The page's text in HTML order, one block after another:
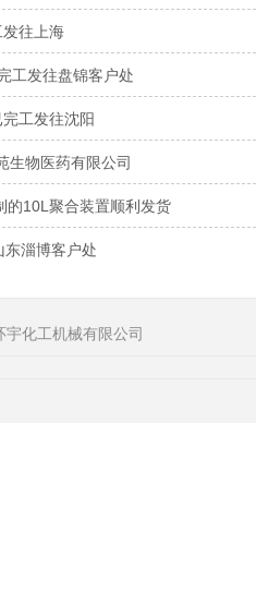
往上海
工发往盘锦客户处
工发往沈阳
生物医药有限公司
的10L聚合装置顺利发货
淄博客户处
宇化工机械有限公司